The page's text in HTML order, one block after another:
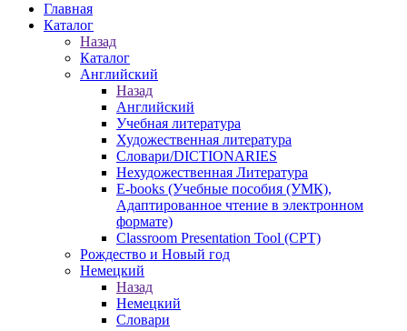
Главная
Каталог
Назад
Каталог
Английский
Назад
Английский
Учебная литература
Художественная литература
Словари/DICTIONARIES
Нехудожественная Литература
E-books (Учебные пособия (УМК),
Адаптированное чтение в электронном
формате)
Classroom Presentation Tool (CPT)
Рождество и Новый год
Немецкий
Назад
Немецкий
Словари